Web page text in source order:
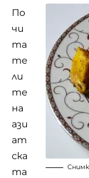
По
чи
та
те
ли
те
на
ази
ат
ска
та